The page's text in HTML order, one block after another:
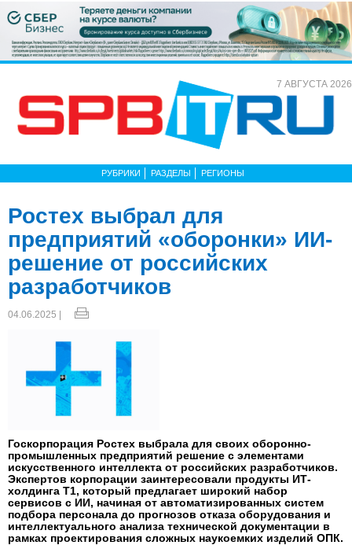
7 АВГУСТА 2026
РУБРИКИ РАЗДЕЛЫ РЕГИОНЫ
Ростех выбрал для
предприятий «оборонки» ИИ-
решение от российских
разработчиков
04.06.2025 |
Госкорпорация Ростех выбрала для своих оборонно-
промышленных предприятий решение с элементами
искусственного интеллекта от российских разработчиков.
Экспертов корпорации заинтересовали продукты ИТ-
холдинга T1, который предлагает широкий набор
сервисов с ИИ, начиная от автоматизированных систем
подбора персонала до прогнозов отказа оборудования и
интеллектуального анализа технической документации в
рамках проектирования сложных наукоемких изделий ОПК.